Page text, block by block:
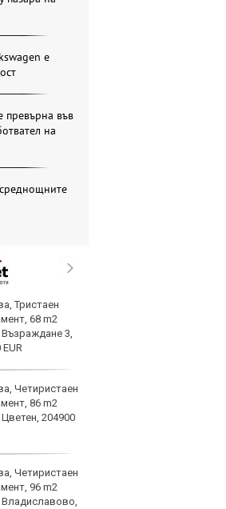
е
превърна във
на
Тристаен
68 m2
3,
EUR
Четиристаен
86 m2
204900
Четиристаен
96 m2
Владиславово,